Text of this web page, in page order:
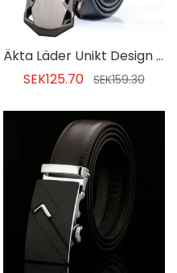
Äkta Läder Unikt Design Herrbälte
SEK125.70 SEK159.30